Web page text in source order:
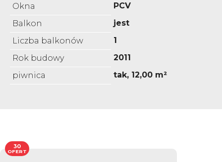
Okna
PCV
Balkon
jest
Liczba balkonów
1
Rok budowy
2011
piwnica
tak, 12,00 m²
30
OFERT